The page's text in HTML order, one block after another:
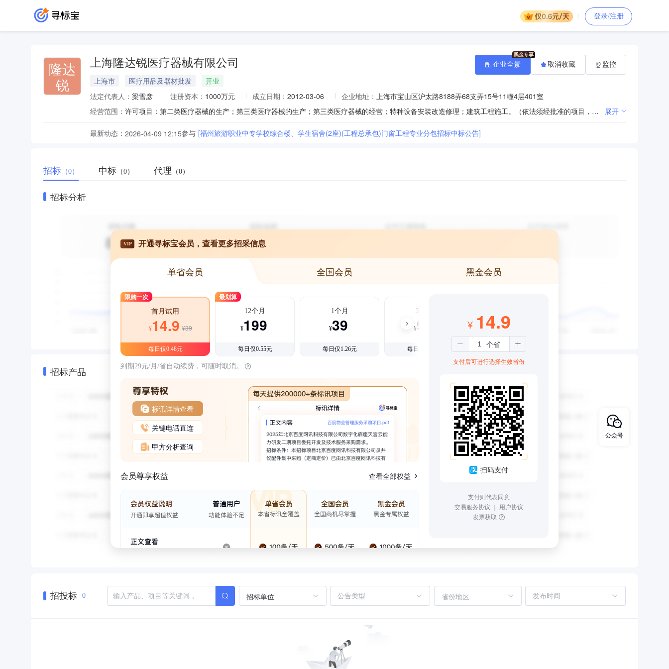
登录/注册
隆达
锐
上海隆达锐医疗器械有限公司
上海市 医疗用品及器材批发
开业
法定代表人： 梁雪彦 注册资本： 1000万元 成立日期： 2012-03-06 企业地址： 上海市宝山区沪太路8188弄68支弄15号11幢4层401室
经营范围：
许可项目：第二类医疗器械的生产；第三类医疗器械的生产；第三类医疗器械的经营；特种设备安装改造修理；建筑工程施工。（依法须经批准的项目，经相关部门批准后方可开展经营活动，具体经营项目以相关部门批准文件或许可证件为准）一般项目：第一类医疗器械的销售；第二类医疗器械的销售；五金配件的装配销售；健康咨询服务（不含诊疗活动）；货物进出口；技术进出口。（除依法须经批准的项目外，凭营业执照依法自主开展经营活动） 展开
最新动态： 2026-04-09 12:15参与 [福州旅游职业中专学校综合楼、学生宿舍(2座)(工程总承包)门窗工程专业分包招标中标公告]
企业全景 取消收藏 监控
招标 （0） 中标 （0） 代理 （0）
招标分析
招标产品
VIP 开通寻标宝会员，查看更多招采信息
单省会员 全国会员 黑金会员
限购一次
首月试用
¥14.9 ¥39
每日仅0.48元
最划算
12个月
¥199
每日仅0.55元
1个月
¥39
每日仅1.26元
3个月
¥99
每日仅1.08元
到期29元/月/省自动续费，可随时取消。
标讯详情查看
关键电话直连
甲方分析查询
会员尊享权益 查看全部权益
¥ 14.9
支付后可进行选择生效省份
扫码支付
支付则代表同意
交易服务协议 ｜ 用户协议
发票获取
招投标 0 招标单位 省份地区
公众号